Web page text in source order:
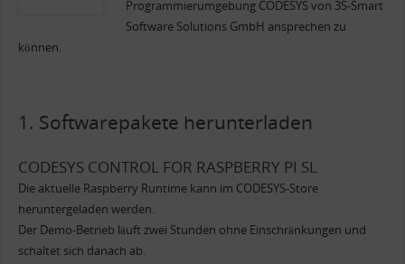
Programmierumgebung CODESYS von 3S-Smart
Software Solutions GmbH ansprechen zu
können.
1. Softwarepakete herunterladen
CODESYS CONTROL FOR RASPBERRY PI SL
Die aktuelle Raspberry Runtime kann im CODESYS-Store
heruntergeladen werden.
Der Demo-Betrieb läuft zwei Stunden ohne Einschränkungen und
schaltet sich danach ab.